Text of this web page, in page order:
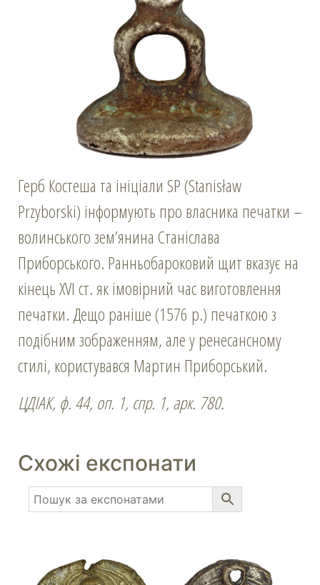
Герб Костеша та ініціали SP (Stanisław
Przyborski) інформують про власника печатки –
волинського зем’янина Станіслава
Приборського. Ранньобароковий щит вказує на
кінець XVI ст. як імовірний час виготовлення
печатки. Дещо раніше (1576 р.) печаткою з
подібним зображенням, але у ренесансному
стилі, користувався Мартин Приборський.
ЦДІАК, ф. 44, оп. 1, спр. 1, арк. 780.
Схожі експонати